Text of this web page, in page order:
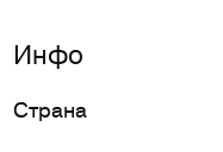
Инфо
Страна